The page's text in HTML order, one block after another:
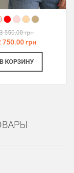
3 550.00 грн
750.00 грн
В КОРЗИНУ